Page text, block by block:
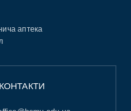
аптека
КОНТАКТИ